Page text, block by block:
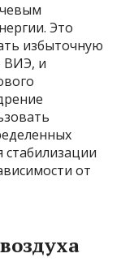
Это
избыточную
ВИЭ, и
стабилизации
от